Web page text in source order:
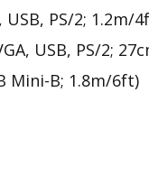
USB, PS/2; 1.2m/
USB, PS/2;
Mini-B; 1.8m/6ft)